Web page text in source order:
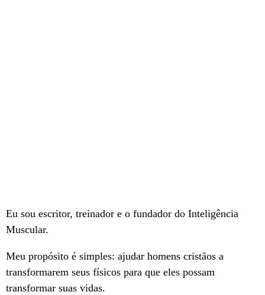
Eu sou escritor, treinador e o fundador do Inteligência
Muscular.
Meu propósito é simples: ajudar homens cristãos a
transformarem seus físicos para que eles possam
transformar suas vidas.